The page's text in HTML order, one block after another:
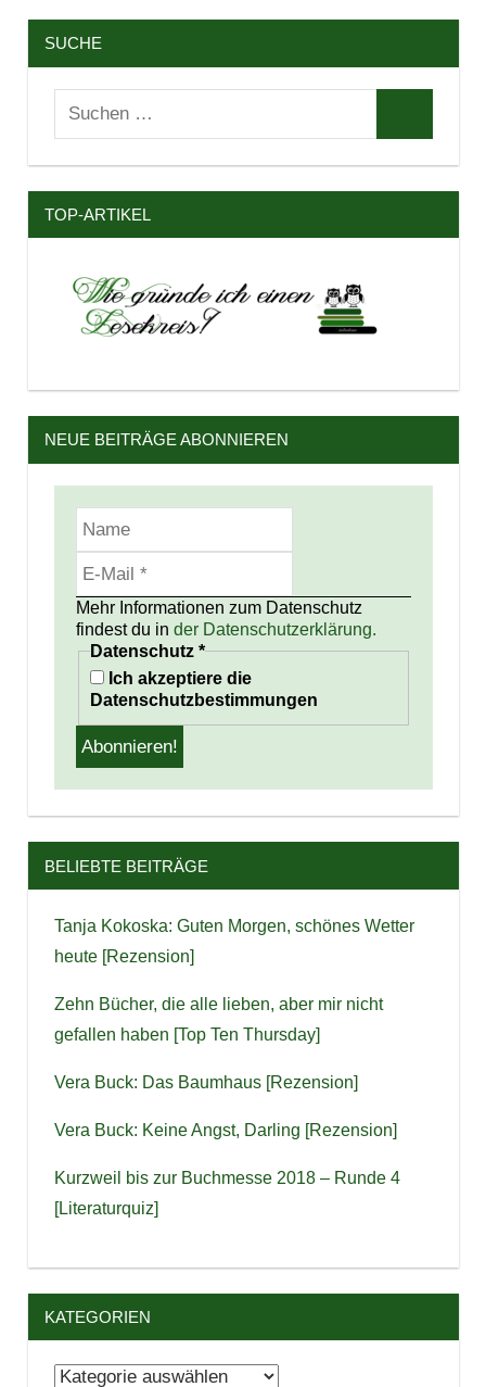
SUCHE
Suchen
TOP-ARTIKEL
NEUE BEITRÄGE ABONNIEREN
Mehr Informationen zum Datenschutz
findest du in der Datenschutzerklärung.
Datenschutz *
Ich akzeptiere die
Datenschutzbestimmungen
BELIEBTE BEITRÄGE
Tanja Kokoska: Guten Morgen, schönes Wetter
heute [Rezension]
Zehn Bücher, die alle lieben, aber mir nicht
gefallen haben [Top Ten Thursday]
Vera Buck: Das Baumhaus [Rezension]
Vera Buck: Keine Angst, Darling [Rezension]
Kurzweil bis zur Buchmesse 2018 – Runde 4
[Literaturquiz]
KATEGORIEN
Kategorien